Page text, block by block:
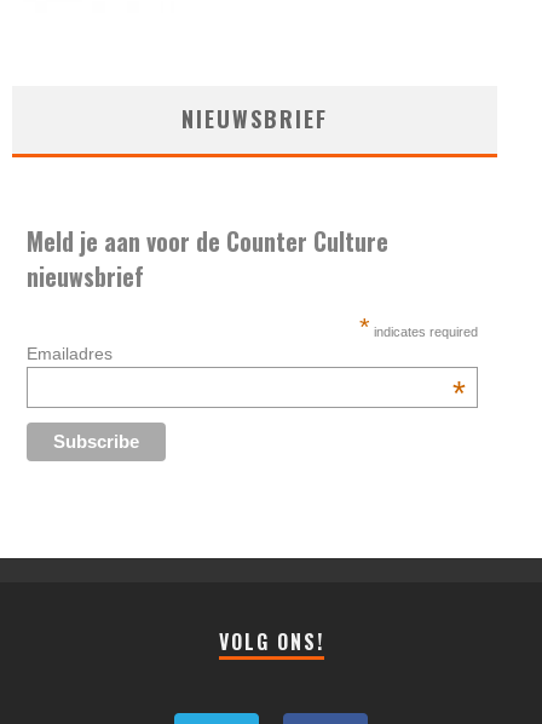
NIEUWSBRIEF
Meld je aan voor de Counter Culture
nieuwsbrief
* indicates required
Emailadres
*
VOLG ONS!